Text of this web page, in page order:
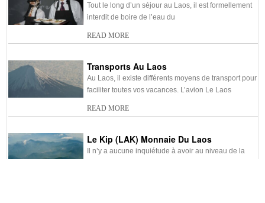
-Site UNESCO du Laos -Quand partir en voyage au
Tout le long d’un séjour au Laos, il est formellement
interdit de boire de l’eau du
READ MORE
Transports Au Laos
Au Laos, il existe différents moyens de transport pour
faciliter toutes vos vacances. L’avion Le Laos
READ MORE
Le Kip (LAK) Monnaie Du Laos
Il n’y a aucune inquiétude à avoir au niveau de la